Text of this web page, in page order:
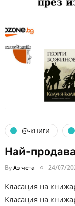
@-книги
Най-
ByАз чета 24/07/
Класация на
Класация на